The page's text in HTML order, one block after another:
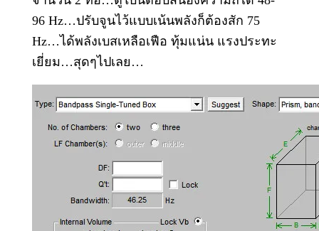
96 Hz…ปรับจูนไว้แบบเน้นพลังก็ต้องสัก 75
Hz…ได้พลังเบสเหลือเฟือ ทุ้มแน่น แรงประทะ
เยี่ยม…สุดๆไปเลย…